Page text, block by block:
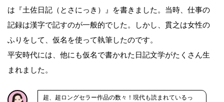
は『土佐日記（とさにっき）』を書きました。当時、仕事の
記録は漢字で記すのが一般的でした。しかし、貫之は女性の
ふりをして、仮名を使って執筆したのです。
平安時代には、他にも仮名で書かれた日記文学がたくさん生
まれました。
超、超ロングセラー作品の数々！現代も読まれているっ